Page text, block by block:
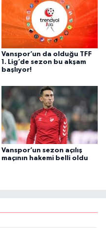
Vanspor’un da olduğu TFF
1. Lig’de sezon bu akşam
başlıyor!
Vanspor’un sezon açılış
maçının hakemi belli oldu